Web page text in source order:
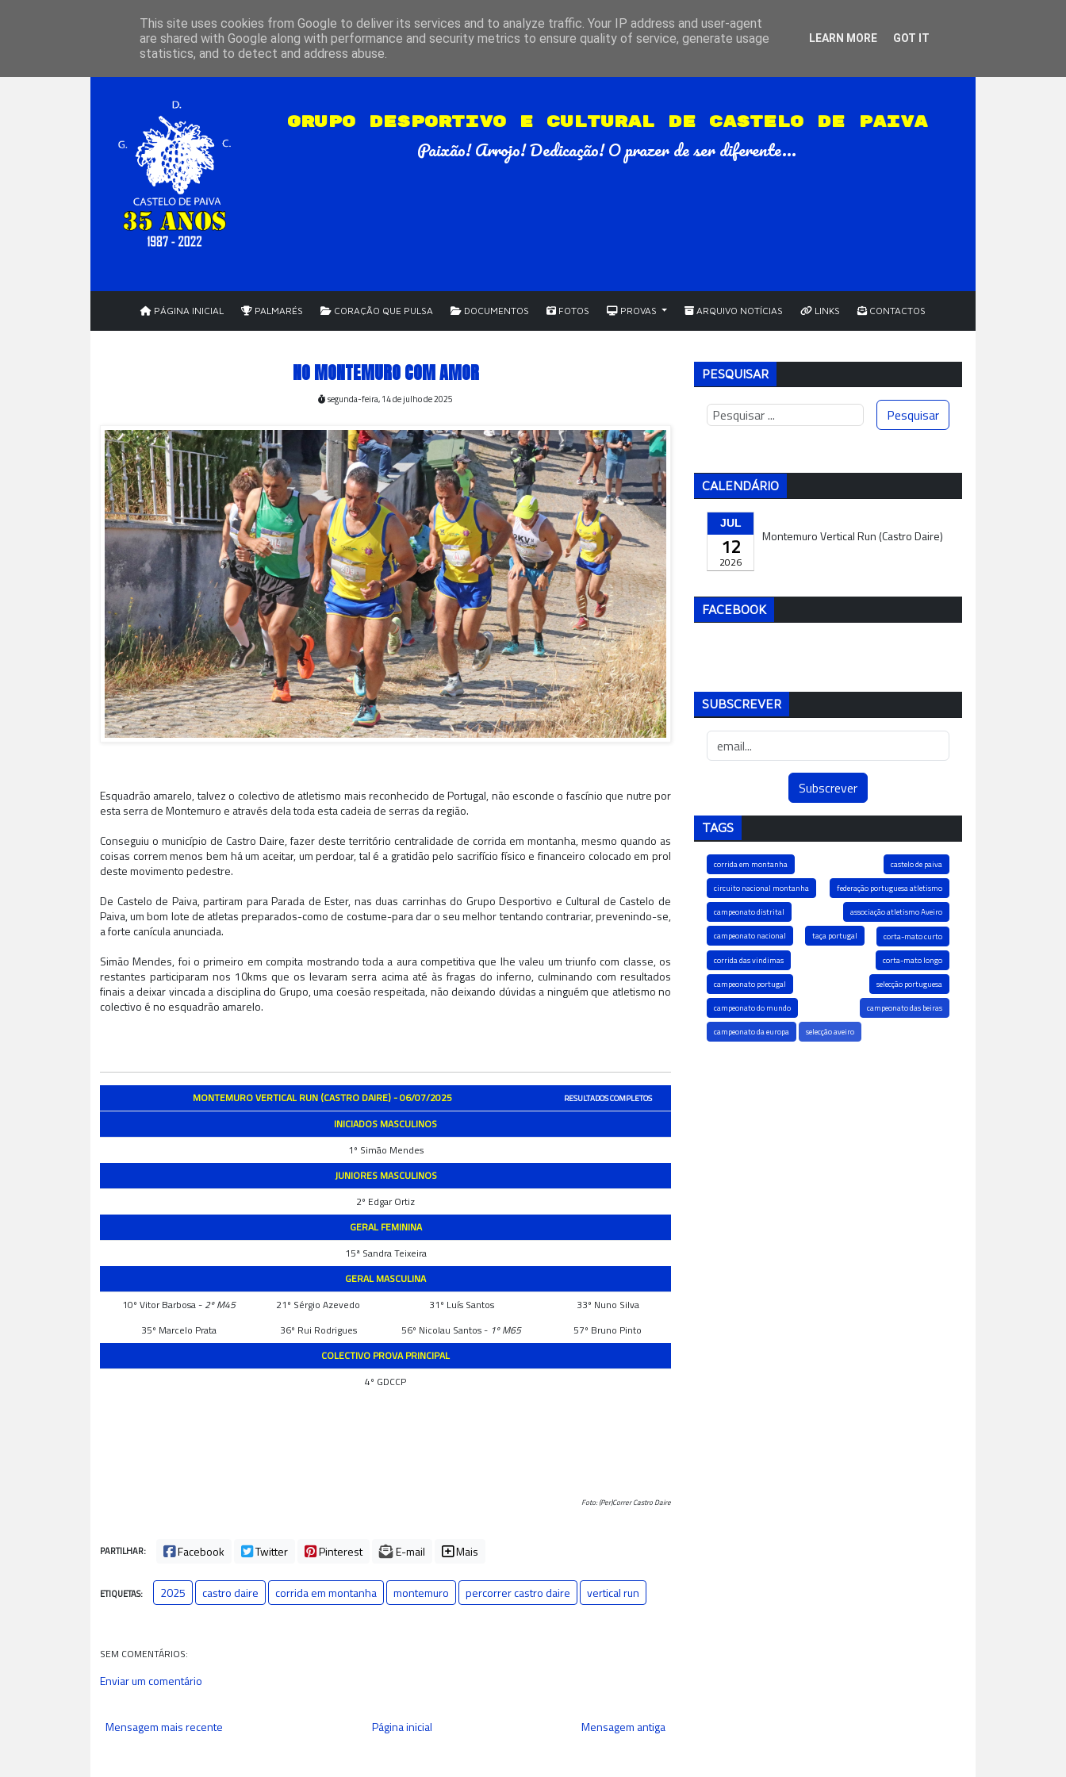
Sábado - 08 Agosto 2026
GRUPO DESPORTIVO E CULTURAL DE CASTELO DE PAIVA
Paixão! Arrojo! Dedicação! O prazer de ser diferente...
PÁGINA INICIAL PALMARÉS CORAÇÃO QUE PULSA DOCUMENTOS FOTOS PROVAS ARQUIVO NOTÍCIAS LINKS CONTACTOS
NO MONTEMURO COM AMOR
segunda-feira, 14 de julho de 2025
Esquadrão amarelo, talvez o colectivo de atletismo mais reconhecido de Portugal, não esconde o fascínio que nutre por
esta serra de Montemuro e através dela toda esta cadeia de serras da região.
Conseguiu o município de Castro Daire, fazer deste território centralidade de corrida em montanha, mesmo quando as
coisas correm menos bem há um aceitar, um perdoar, tal é a gratidão pelo sacrifício físico e financeiro colocado em prol
deste movimento pedestre.
De Castelo de Paiva, partiram para Parada de Ester, nas duas carrinhas do Grupo Desportivo e Cultural de Castelo de
Paiva, um bom lote de atletas preparados-como de costume-para dar o seu melhor tentando contrariar, prevenindo-se,
a forte canícula anunciada.
Simão Mendes, foi o primeiro em compita mostrando toda a aura competitiva que lhe valeu um triunfo com classe, os
restantes participaram nos 10kms que os levaram serra acima até às fragas do inferno, culminando com resultados
finais a deixar vincada a disciplina do Grupo, uma coesão respeitada, não deixando dúvidas a ninguém que atletismo no
colectivo é no esquadrão amarelo.
MONTEMURO VERTICAL RUN (CASTRO DAIRE) - 06/07/2025 RESULTADOS COMPLETOS
INICIADOS MASCULINOS
1º Simão Mendes
JUNIORES MASCULINOS
2º Edgar Ortiz
GERAL FEMININA
15ª Sandra Teixeira
GERAL MASCULINA
10º Vitor Barbosa - 2º M45 21º Sérgio Azevedo 31º Luís Santos
33º Nuno Silva
35º Marcelo Prata
36º Rui Rodrigues 56º Nicolau Santos - 1º M65
57º Bruno Pinto
COLECTIVO PROVA PRINCIPAL
4º GDCCP
Foto: (Per)Correr Castro Daire
PARTILHAR: Facebook Twitter Pinterest E-mail Mais
ETIQUETAS: 2025 castro daire corrida em montanha montemuro percorrer castro daire vertical run
SEM COMENTÁRIOS:
Enviar um comentário
Mensagem mais recente Mensagem antiga
Página inicial
PESQUISAR
CALENDÁRIO
JUL
12
2026
Montemuro Vertical Run (Castro Daire)
FACEBOOK
SUBSCREVER
TAGS
corrida em montanha
castelo de paiva
circuito nacional montanha
federação portuguesa atletismo
campeonato distrital
associação atletismo Aveiro
campeonato nacional
taça portugal
corta-mato curto
corrida das vindimas
corta-mato longo
campeonato portugal
selecção portuguesa
campeonato do mundo
campeonato das beiras
campeonato da europa
selecção aveiro
This site uses cookies from Google to deliver its services and to analyze traffic. Your IP address and user-agent
are shared with Google along with performance and security metrics to ensure quality of service, generate usage
statistics, and to detect and address abuse.
LEARN MORE GOT IT